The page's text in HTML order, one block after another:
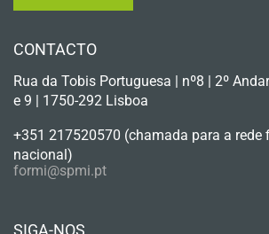
CONTACTO
Rua da Tobis Portuguesa | nº8 | 2º
e 9 | 1750-292 Lisboa
+351 217520570 (chamada para a rede
nacional)
formi@spmi.pt